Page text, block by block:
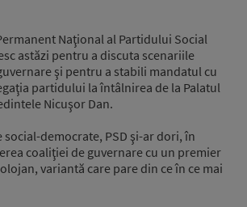
Naţional al Partidului Social
astăzi pentru a discuta scenariile
şi pentru a stabili mandatul cu
partidului la întâlnirea de la Palatul
Nicuşor Dan.
democrate, PSD şi-ar dori, în
coaliţiei de guvernare cu un premier
variantă care pare din ce în ce mai